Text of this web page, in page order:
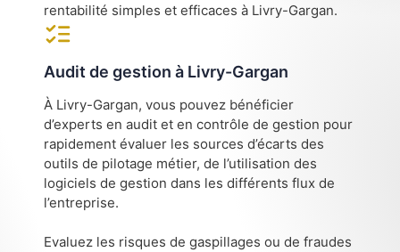
rentabilité simples et efficaces à Livry-Gargan.
Audit de gestion à Livry-Gargan
À Livry-Gargan, vous pouvez bénéficier
d’experts en audit et en contrôle de gestion pour
rapidement évaluer les sources d’écarts des
outils de pilotage métier, de l’utilisation des
logiciels de gestion dans les différents flux de
l’entreprise.
Evaluez les risques de gaspillages ou de fraudes